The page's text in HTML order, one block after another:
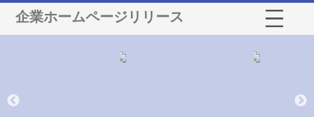
企業ホームページリリース